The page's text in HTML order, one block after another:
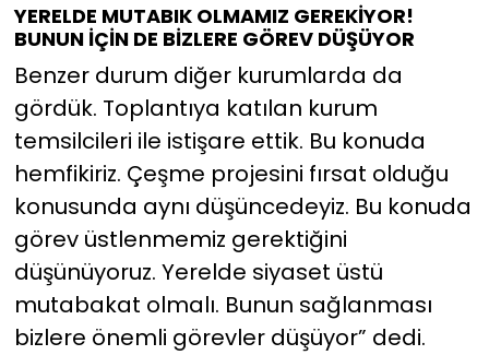
YERELDE MUTABIK OLMAMIZ GEREKİYOR!
BUNUN İÇİN DE BİZLERE GÖREV DÜŞÜYOR
Benzer durum diğer kurumlarda da
gördük. Toplantıya katılan kurum
temsilcileri ile istişare ettik. Bu konuda
hemfikiriz. Çeşme projesini fırsat olduğu
konusunda aynı düşüncedeyiz. Bu konuda
görev üstlenmemiz gerektiğini
düşünüyoruz. Yerelde siyaset üstü
mutabakat olmalı. Bunun sağlanması
bizlere önemli görevler düşüyor” dedi.